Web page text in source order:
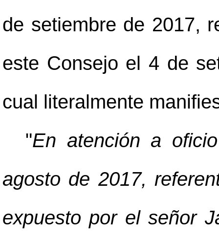
de setiembre de 2017,
este Consejo el 4 de
cual literalmente
"En atención a
agosto de 2017,
expuesto por el señor